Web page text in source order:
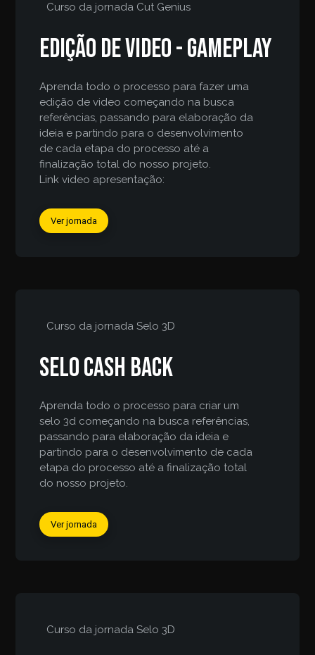
Curso da jornada Cut Genius
Edição de video - gameplay
Aprenda todo o processo para fazer uma
edição de video começando na busca
referências, passando para elaboração da
ideia e partindo para o desenvolvimento
de cada etapa do processo até a
finalização total do nosso projeto.
Link video apresentação:
Ver jornada
Curso da jornada Selo 3D
Selo Cash Back
Aprenda todo o processo para criar um
selo 3d começando na busca referências,
passando para elaboração da ideia e
partindo para o desenvolvimento de cada
etapa do processo até a finalização total
do nosso projeto.
Ver jornada
Curso da jornada Selo 3D